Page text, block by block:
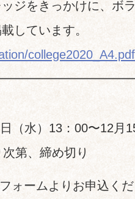
ジをきっかけに、ボ
しています。
college2020_A4.pdf
（水）13：00〜12月
第、締め切り
ォームよりお申込く